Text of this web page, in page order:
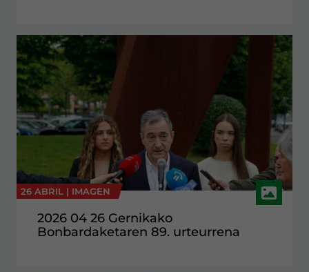
26 ABRIL | IMAGEN
2026 04 26 Gernikako
Bonbardaketaren 89. urteurrena